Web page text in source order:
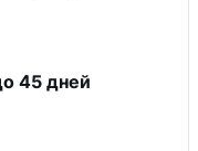
45 дней